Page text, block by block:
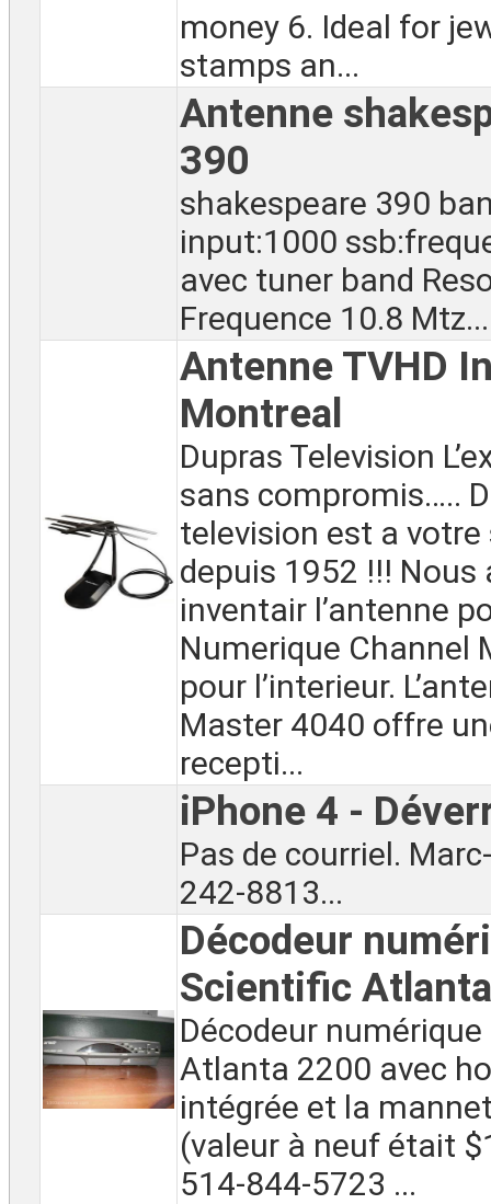
money 6. Ideal for
stamps an...
Antenne
390
shakespeare 390
input:1000
avec tuner band
Frequence 10.8 Mtz...
Antenne TVHD
Montreal
Dupras Television
sans compromis…..
television est a votre
depuis 1952 !!! Nous
inventair l’antenne
Numerique Channel
pour l’interieur.
Master 4040 offre
recepti...
iPhone 4 -
Pas de courriel.
242-8813...
Décodeur
Scientific
Décodeur
Atlanta 2200 avec
intégrée et la
(valeur à neuf était
514-844-5723 ...